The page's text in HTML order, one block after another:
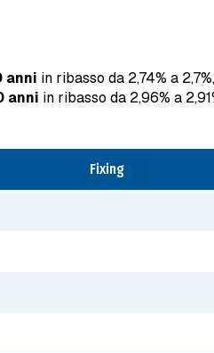
anni in ribasso da 2,74% a 2,7%,
anni in ribasso da 2,96% a
Fixing